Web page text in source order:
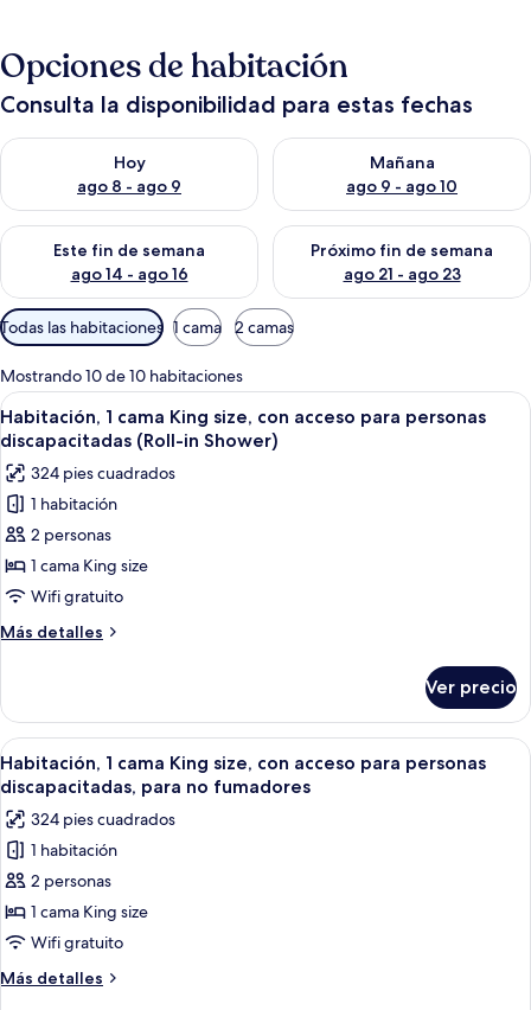
Opciones de habitación
Consulta la disponibilidad para estas fechas
Hoy
ago 8 - ago 9
Consulta la disponibilidad para hoy ago 8 - ago 9
Mañana
ago 9 - ago 10
Consulta la disponibilidad
Este fin de semana
ago 14 - ago 16
Consulta la disponibilidad para este fin de semana ago 14 -
Próximo fin de semana
ago 21 - ago 23
Consulta la disponibilidad
Filtros
disponibles
para
las
habitaciones
Todas las habitaciones 1 cama 2 camas
Mostrando 10 de 10 habitaciones
Abrir
todas
las
fotos
de
Habitación,
1
cama
King
size,
acceso
para
personas
discapacitadas
(Roll-
in
Shower)
Una habitación de hotel con una
12
Habitación, 1 cama King size, con acceso para personas
discapacitadas (Roll-in Shower)
324 pies cuadrados
1 habitación
2 personas
1 cama King size
Wifi gratuito
Más detalles
Más
1
cama
King
size,
acceso
para
personas
discapacitadas
(Roll-
Shower)
Ver precio
Abrir
todas
las
fotos
de
Habitación,
1
cama
King
size,
Habitación de hotel con escritorio,
9
Habitación, 1 cama King size, con acceso para personas
discapacitadas, para no fumadores
324 pies cuadrados
1 habitación
2 personas
1 cama King size
Wifi gratuito
Más detalles
Más